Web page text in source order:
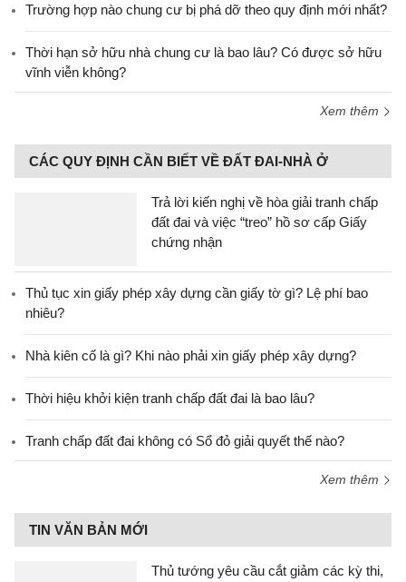
Trường hợp nào chung cư bị phá dỡ theo quy định mới nhất?
Thời hạn sở hữu nhà chung cư là bao lâu? Có được sở hữu
vĩnh viễn không?
Xem thêm
CÁC QUY ĐỊNH CẦN BIẾT VỀ ĐẤT ĐAI-NHÀ Ở
Trả lời kiến nghị về hòa giải tranh chấp
đất đai và việc “treo” hồ sơ cấp Giấy
chứng nhận
Thủ tục xin giấy phép xây dựng cần giấy tờ gì? Lệ phí bao
nhiêu?
Nhà kiên cố là gì? Khi nào phải xin giấy phép xây dựng?
Thời hiệu khởi kiện tranh chấp đất đai là bao lâu?
Tranh chấp đất đai không có Sổ đỏ giải quyết thế nào?
Xem thêm
TIN VĂN BẢN MỚI
Thủ tướng yêu cầu cắt giảm các kỳ thi,